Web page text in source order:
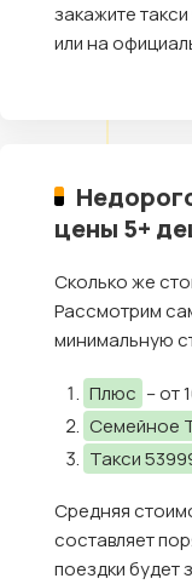
закажите
или на
цены 5+
Сколько же
Рассмотрим
минимальную
Плюс – от
Семейное
Такси
Средняя
составляет
поездки будет